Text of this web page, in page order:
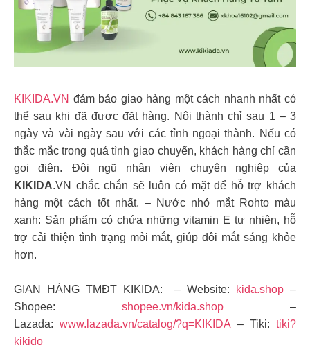
KIKIDA.VN đảm bảo giao hàng một cách nhanh nhất có
thể sau khi đã được đặt hàng. Nội thành chỉ sau 1 – 3
ngày và vài ngày sau với các tỉnh ngoại thành. Nếu có
thắc mắc trong quá tình giao chuyển, khách hàng chỉ cần
gọi điện. Đội ngũ nhân viên chuyên nghiệp của
KIKIDA.VN chắc chắn sẽ luôn có mặt để hỗ trợ khách
hàng một cách tốt nhất. – Nước nhỏ mắt Rohto màu
xanh: Sản phẩm có chứa những vitamin E tự nhiên, hỗ
trợ cải thiện tình trạng mỏi mắt, giúp đôi mắt sáng khỏe
hơn.
GIAN HÀNG TMĐT KIKIDA: – Website: kida.shop –
Shopee: shopee.vn/kida.shop –
Lazada:www.lazada.vn/catalog/?q=KIKIDA – Tiki: tiki?
kikido